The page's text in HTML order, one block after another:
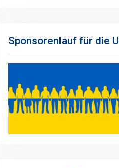
Sponsorenlauf für die